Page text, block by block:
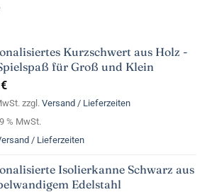
Kurzschwert aus Holz -
für Groß und Klein
€
zzgl. Versand / Lieferzeiten
% MwSt.
/ Lieferzeiten
Isolierkanne Schwarz aus
Edelstahl